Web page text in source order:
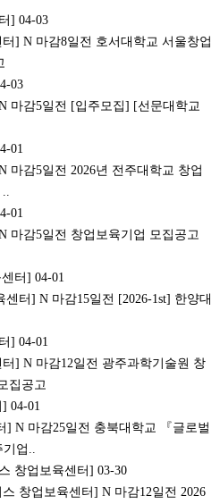
] 04-03
] N 마감8일전 호서대학교 서울창업
03
마감5일전 [입주모집] [선문대학교
01
마감5일전 2026년 전주대학교 창업
01
마감5일전 창업보육기업 모집공고
터] 04-01
터] N 마감15일전 [2026-1st] 한양대
] 04-01
] N 마감12일전 광주과학기술원 창
집공고
] 04-01
] N 마감25일전 충북대학교 『글로벌
업..
창업보육센터] 03-30
창업보육센터] N 마감12일전 2026